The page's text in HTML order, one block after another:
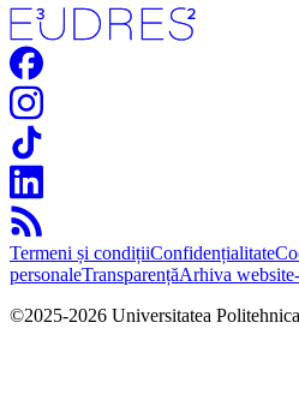
Termeni și condițiiConfidențialitate
personaleTransparențăArhiva
©2025-2026 Universitatea